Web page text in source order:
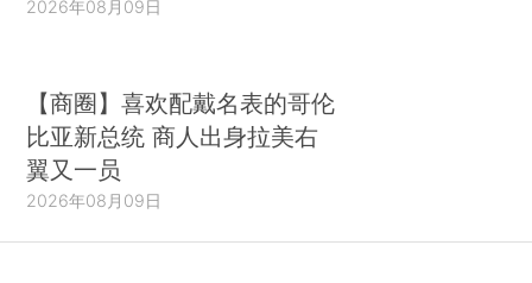
2026年08月09日
【商圈】喜欢配戴名表的哥伦
比亚新总统 商人出身拉美右
翼又一员
2026年08月09日